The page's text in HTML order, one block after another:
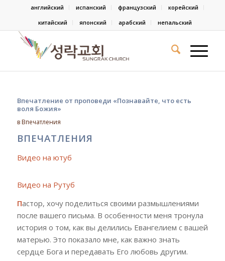
английский испанский французский
корейский
китайский
японский арабский непальский
Впечатление от проповеди «Познавайте, что есть
воля Божия»
в Впечатления
ВПЕЧАТЛЕНИЯ
Видео на ютуб
Видео на Рутуб
Пастор, хочу поделиться своими размышлениями
после вашего письма. В особенности меня тронула
история о том, как вы делились Евангелием с вашей
матерью. Это показало мне, как важно знать
сердце Бога и передавать Его любовь другим.